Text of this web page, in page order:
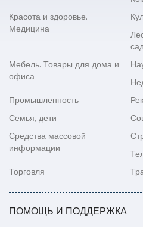
Красота и здоровье.
Медицина
Мебель. Товары для дома и
офиса
Промышленность
Семья, дети
Средства массовой
информации
Торговля
ПОМОЩЬ И ПОДДЕРЖКА